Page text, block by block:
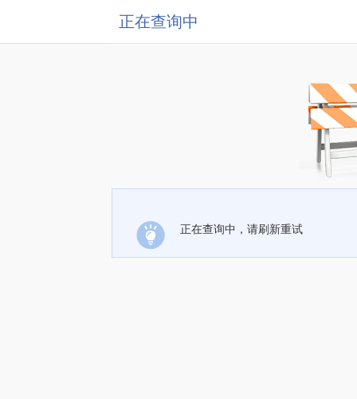
正在查询中
正在查询中，请刷新重试